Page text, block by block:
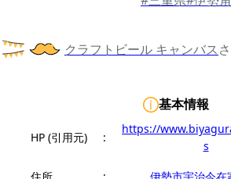
クラフトビール キャンバス
基本情報
HP (引用元) :
https://
s